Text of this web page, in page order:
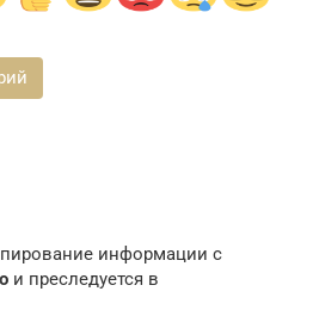
информации с
и преследуется в